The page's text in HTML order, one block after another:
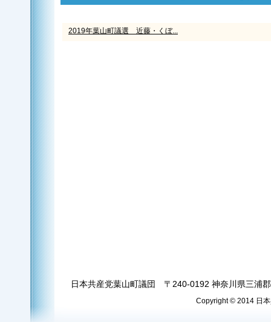
2019年葉山町議選 近藤・くぼ...
日本共産党葉山町議団 〒240-0192 神奈川県三浦
Copyright © 2014 日